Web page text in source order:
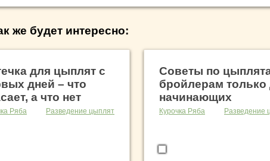
же будет интересно:
для цыплят с
дней – что
а что нет
Ряба Разведение цыплят
Советы по
бройлерам только
начинающих
Курочка Ряба Разведение